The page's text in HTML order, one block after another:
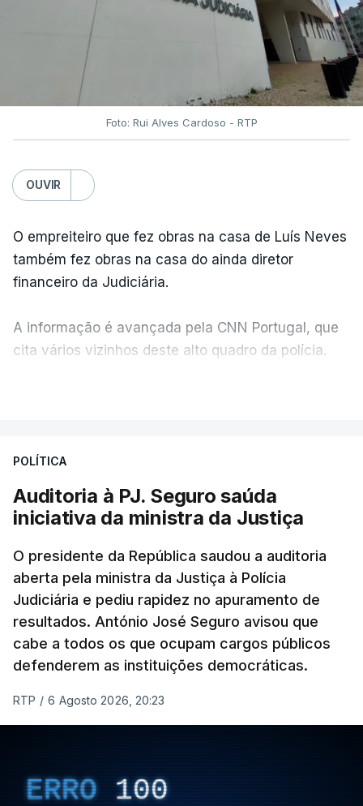
Foto: Rui Alves Cardoso - RTP
OUVIR
O empreiteiro que fez obras na casa de Luís Neves
também fez obras na casa do ainda diretor
financeiro da Judiciária.
A informação é avançada pela CNN Portugal, que
cita vários vizinhos deste alto quadro da polícia.
apreendido numa operação de droga.
POLÍTICA
Auditoria à PJ. Seguro saúda
iniciativa da ministra da Justiça
O presidente da República saudou a auditoria
aberta pela ministra da Justiça à Polícia
Judiciária e pediu rapidez no apuramento de
resultados. António José Seguro avisou que
cabe a todos os que ocupam cargos públicos
defenderem as instituições democráticas.
RTP / 6 Agosto 2026, 20:23
ERRO 100